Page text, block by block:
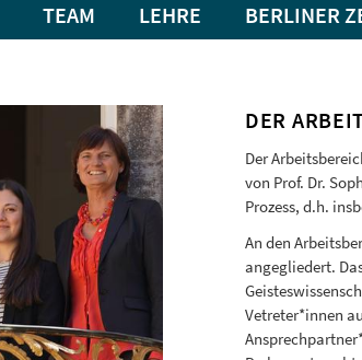
TEAM LEHRE BERLINER
DER
Der
von Prof. Dr.
Prozess, d.h.
An den
angegliedert.
Vetreter*innen